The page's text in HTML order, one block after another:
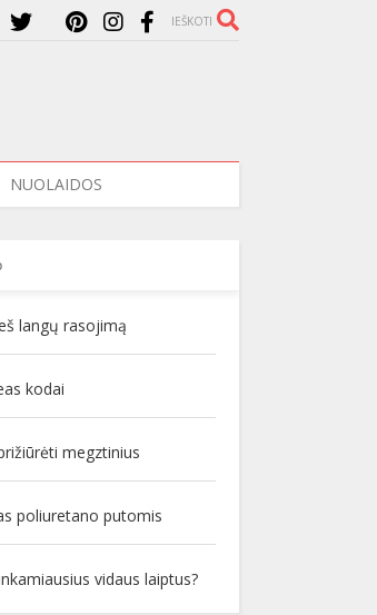
IEŠKOTI
NUOLAIDOS
langų rasojimą
kodai
megztinius
poliuretano putomis
vidaus laiptus?